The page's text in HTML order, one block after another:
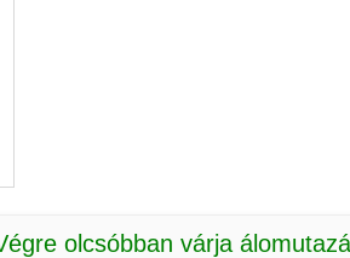
olcsóbban várja